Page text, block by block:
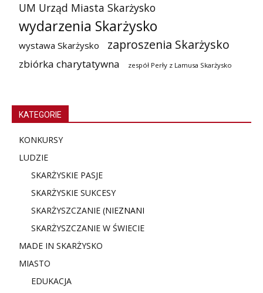
UM Urząd Miasta Skarżysko
wydarzenia Skarżysko
wystawa Skarżysko zaproszenia Skarżysko
zbiórka charytatywna zespół Perły z Lamusa Skarżysko
KATEGORIE
KONKURSY
LUDZIE
SKARŻYSKIE PASJE
SKARŻYSKIE SUKCESY
SKARŻYSZCZANIE (NIEZNANI
SKARŻYSZCZANIE W ŚWIECIE
MADE IN SKARŻYSKO
MIASTO
EDUKACJA